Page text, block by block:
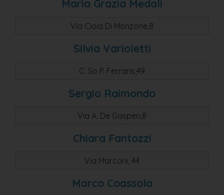
Maria Grazia Medali
Via Cioia Di Monzone,8
Silvia Varioletti
C. So P. Ferraris,49
Sergio Raimondo
Via A. De Gasperi,8
Chiara Fantozzi
Via Marconi, 44
Marco Coassolo